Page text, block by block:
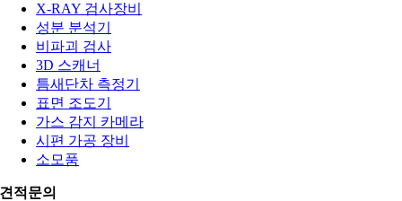
X-RAY 검사장비
성분 분석기
비파괴 검사
3D 스캐너
틈새단차 측정기
표면 조도기
가스 감지 카메라
시편 가공 장비
소모품
견적문의